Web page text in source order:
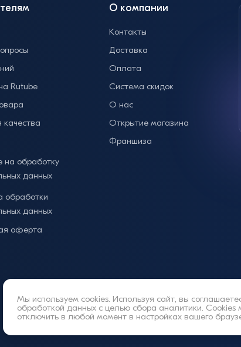
Rutube
качества
на обработку
данных
обработки
данных
оферта
О компании
Контакты
Доставка
Оплата
Система скидок
О нас
Открытие магазина
Франшиза
Мы используем cookies. Используя сайт, вы
обработкой данных с целью сбора аналитики. Cookies
отключить в любой момент в настройках вашего